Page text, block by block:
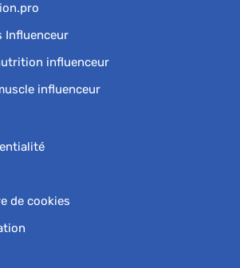
Influenceur
influenceur
influenceur
de cookies